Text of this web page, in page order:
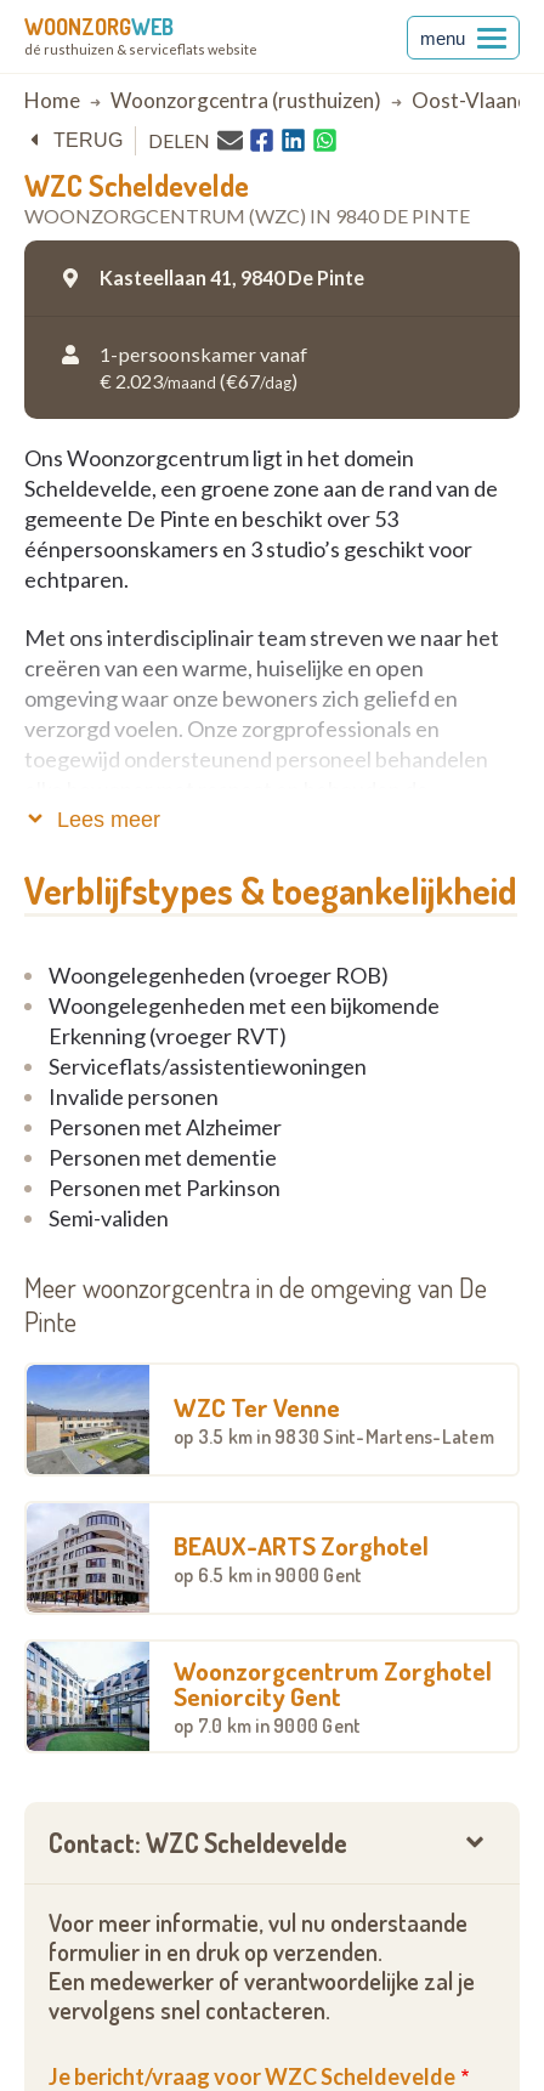
WOONZORGWEB
dé rusthuizen & serviceflats website
menu
Breadcrumb
Home Woonzorgcentra (rusthuizen) Oost-
WZC Scheldevelde
WOONZORGCENTRUM (WZC) IN 9840 DE PINTE
TERUG DELEN
Kasteellaan 41, 9840 De Pinte
1-persoonskamer vanaf
€ 2.023/maand (€67/dag)
Ons Woonzorgcentrum ligt in het domein
Scheldevelde, een groene zone aan de rand van de
gemeente De Pinte en beschikt over 53
éénpersoonskamers en 3 studio’s geschikt voor
echtparen.
Met ons interdisciplinair team streven we naar het
creëren van een warme, huiselijke en open
omgeving waar onze bewoners zich geliefd en
verzorgd voelen. Onze zorgprofessionals en
toegewijd ondersteunend personeel behandelen
waardigheid en zelfstandigheid van elk individu.
inclusie. Dat betekent dat we geen aparte of
beschermde afdeling hebben voor mensen met
dementie of een andere zorgnood. Iedereen woont,
leeft en neemt samen deel aan het leven binnen één
huis.
Lees meer
Verblijfstypes & toegankelijkheid
Woongelegenheden (vroeger ROB)
Woongelegenheden met een bijkomende
Erkenning (vroeger RVT)
Serviceflats/assistentiewoningen
Invalide personen
Personen met Alzheimer
Personen met dementie
Personen met Parkinson
Semi-validen
Meer woonzorgcentra in de omgeving van De
Pinte
WZC Ter Venne
op 3.5 km in 9830 Sint-Martens-Latem
BEAUX-ARTS Zorghotel
op 6.5 km in 9000 Gent
Woonzorgcentrum Zorghotel
Seniorcity Gent
op 7.0 km in 9000 Gent
Contact: WZC Scheldevelde
Voor meer informatie, vul nu onderstaande
formulier in en druk op verzenden.
Een medewerker of verantwoordelijke zal je
vervolgens snel contacteren.
Je bericht/vraag voor WZC Scheldevelde